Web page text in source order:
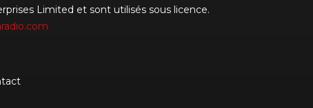
Limited et sont utilisés sous licence.